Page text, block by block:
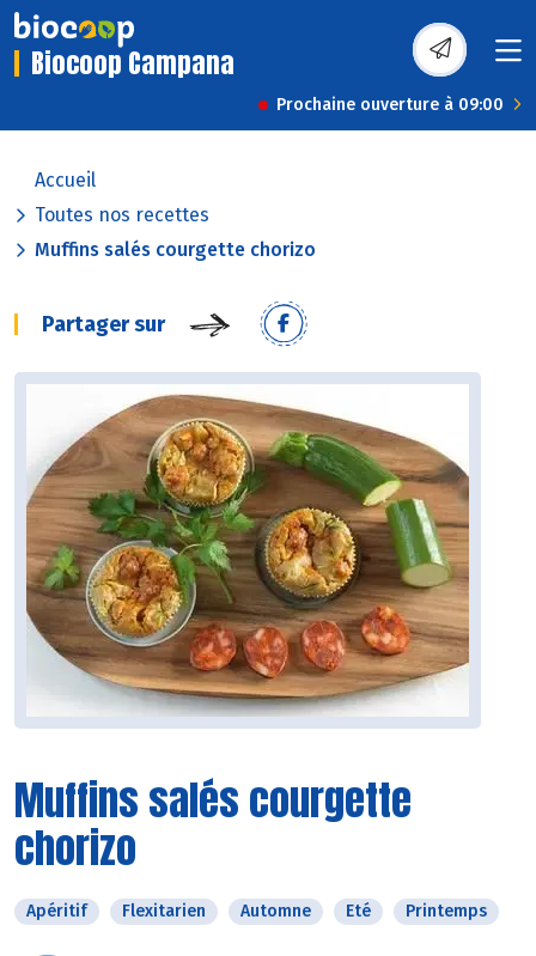
Biocoop Campana
Prochaine ouverture à 09:00
Accueil
Toutes nos recettes
Muffins salés courgette chorizo
Partager sur
Muffins salés courgette
chorizo
Apéritif Flexitarien Automne Eté Printemps